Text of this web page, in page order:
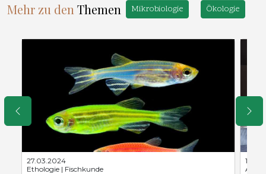
Mehr zu den Themen Mikrobiologie Ökologie
27.03.2024
Ethologie | Fischkunde